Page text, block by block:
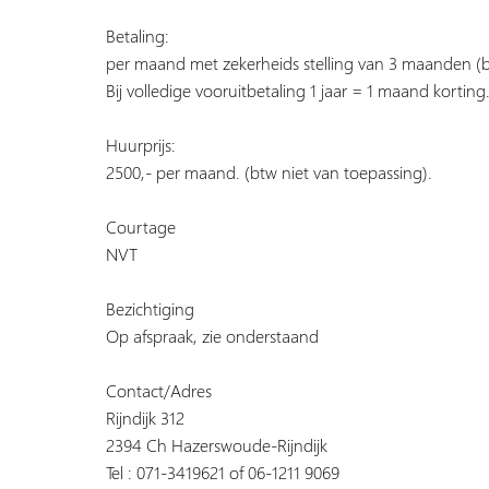
Betaling:
per maand met zekerheids stelling van 3 maanden
Bij volledige vooruitbetaling 1 jaar = 1 maand korting.
Huurprijs:
2500,- per maand. (btw niet van toepassing).
Courtage
NVT
Bezichtiging
Op afspraak, zie onderstaand
Contact/Adres
Rijndijk 312
2394 Ch Hazerswoude-Rijndijk
Tel : 071-3419621 of 06-1211 9069